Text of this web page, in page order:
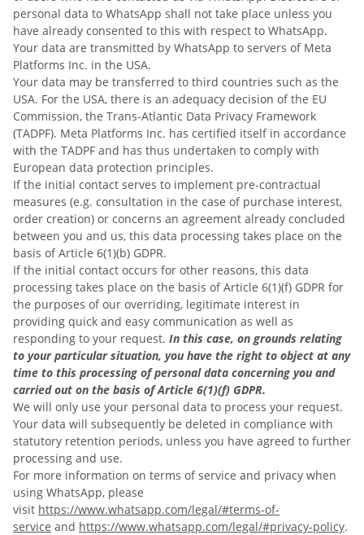
personal data to WhatsApp shall not take place unless you
have already consented to this with respect to WhatsApp.
Your data are transmitted by WhatsApp to servers of Meta
Platforms Inc. in the USA.
Your data may be transferred to third countries such as the
USA. For the USA, there is an adequacy decision of the EU
Commission, the Trans-Atlantic Data Privacy Framework
(TADPF). Meta Platforms Inc. has certified itself in accordance
with the TADPF and has thus undertaken to comply with
European data protection principles.
If the initial contact serves to implement pre-contractual
measures (e.g. consultation in the case of purchase interest,
order creation) or concerns an agreement already concluded
between you and us, this data processing takes place on the
basis of Article 6(1)(b) GDPR.
If the initial contact occurs for other reasons, this data
processing takes place on the basis of Article 6(1)(f) GDPR for
the purposes of our overriding, legitimate interest in
providing quick and easy communication as well as
responding to your request. In this case, on grounds relating
to your particular situation, you have the right to object at any
time to this processing of personal data concerning you and
carried out on the basis of Article 6(1)(f) GDPR.
We will only use your personal data to process your request.
Your data will subsequently be deleted in compliance with
statutory retention periods, unless you have agreed to further
processing and use.
For more information on terms of service and privacy when
using WhatsApp, please
visit https://www.whatsapp.com/legal/#terms-of-
service and https://www.whatsapp.com/legal/#privacy-policy.